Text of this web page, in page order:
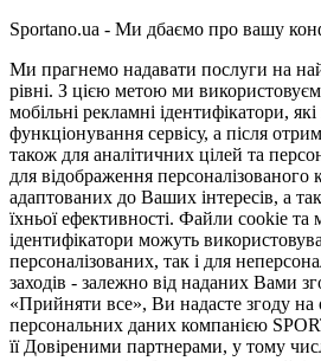
Sportano.ua - Ми дбаємо про вашу
Ми прагнемо надавати послуги на
рівні. З цією метою ми
мобільні рекламні ідентифікатори,
функціонування сервісу, а після
також для аналітичних цілей та
для відображення персоналізованого
адаптованих до Ваших інтересів, а
їхньої ефективності. Файли cookie та
ідентифікатори можуть
персоналізованих, так і для
заходів - залежно від наданих Вами
«Прийняти все», Ви надасте згоду
персональних даних компанією
її Довіреними партнерами, у тому